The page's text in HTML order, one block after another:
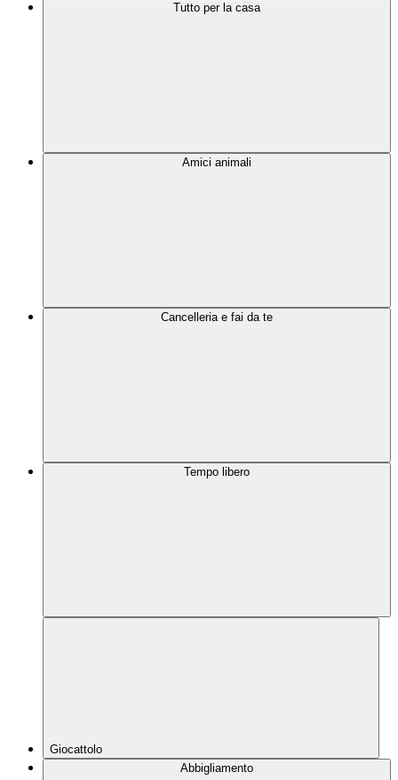
Tutto per la casa
Amici animali
Cancelleria e fai da te
Tempo libero
Giocattolo
Abbigliamento